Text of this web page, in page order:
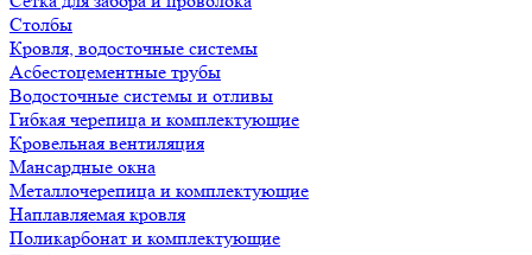
Столбы
Кровля, водосточные системы
Асбестоцементные трубы
Водосточные системы и отливы
Гибкая черепица и комплектующие
Кровельная вентиляция
Мансардные окна
Металлочерепица и комплектующие
Наплавляемая кровля
Поликарбонат и комплектующие